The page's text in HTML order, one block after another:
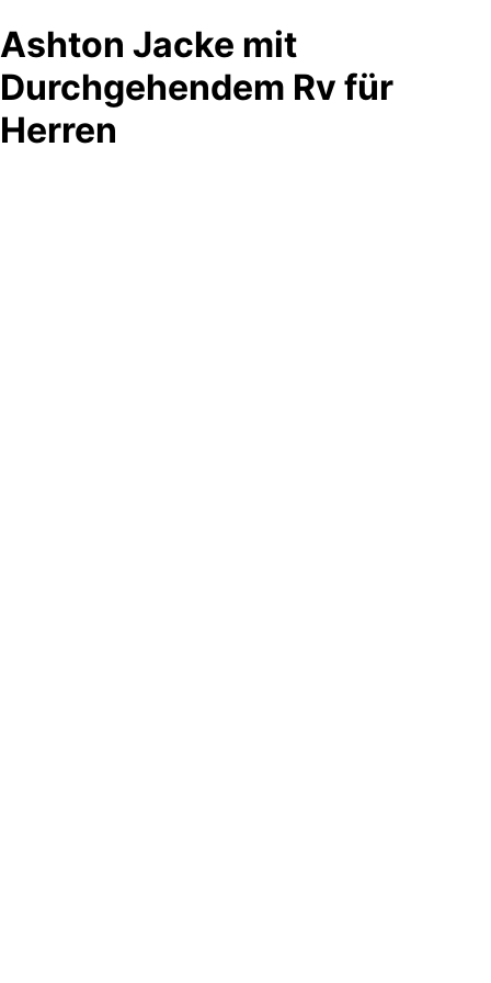
Ashton Jacke mit
Durchgehendem Rv für
Herren